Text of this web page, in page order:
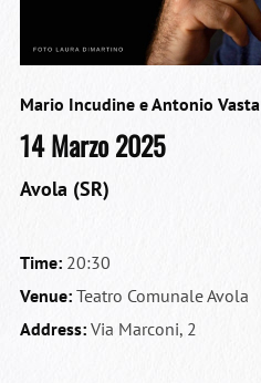
Mario Incudine e Antonio Vasta
14 Marzo 2025
Avola (SR)
Time:20:30
Venue:Teatro Comunale Avola
Address:Via Marconi, 2